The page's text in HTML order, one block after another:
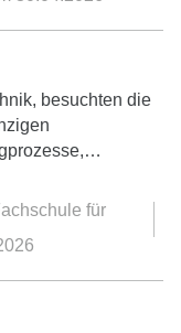
besuchten die
für